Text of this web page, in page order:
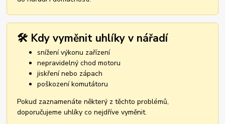
🛠️ Kdy vyměnit uhlíky v nářadí
snížení výkonu zařízení
nepravidelný chod motoru
jiskření nebo zápach
poškození komutátoru
Pokud zaznamenáte některý z těchto problémů,
doporučujeme uhlíky co nejdříve vyměnit.